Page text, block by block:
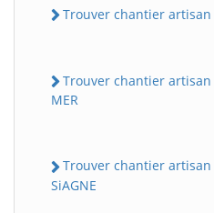
Trouver chantier artisan
Trouver chantier artisan
MER
Trouver chantier artisan
SiAGNE